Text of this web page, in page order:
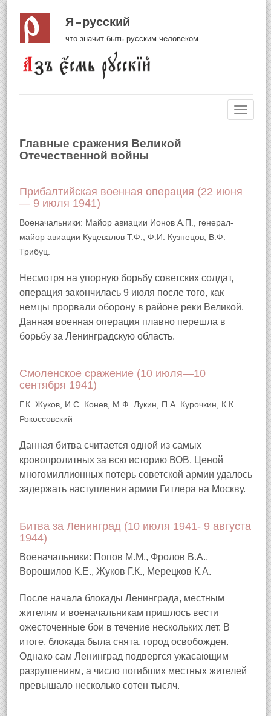
Я русский
что значит быть русским человеком
Главные сражения Великой
Отечественной войны
Прибалтийская военная операция (22 июня
— 9 июля 1941)
Военачальники: Майор авиации Ионов А.П., генерал-
майор авиации Куцевалов Т.Ф., Ф.И. Кузнецов, В.Ф.
Трибуц.
Несмотря на упорную борьбу советских солдат,
операция закончилась 9 июля после того, как
немцы прорвали оборону в районе реки Великой.
Данная военная операция плавно перешла в
борьбу за Ленинградскую область.
Смоленское сражение (10 июля—10
сентября 1941)
Г.К. Жуков, И.С. Конев, М.Ф. Лукин, П.А. Курочкин, К.К.
Рокоссовский
Данная битва считается одной из самых
кровопролитных за всю историю ВОВ. Ценой
многомиллионных потерь советской армии удалось
задержать наступления армии Гитлера на Москву.
Битва за Ленинград (10 июля 1941- 9 августа
1944)
Военачальники: Попов М.М., Фролов В.А.,
Ворошилов К.Е., Жуков Г.К., Мерецков К.А.
После начала блокады Ленинграда, местным
жителям и военачальникам пришлось вести
ожесточенные бои в течение нескольких лет. В
итоге, блокада была снята, город освобожден.
Однако сам Ленинград подвергся ужасающим
разрушениям, а число погибших местных жителей
превышало несколько сотен тысяч.